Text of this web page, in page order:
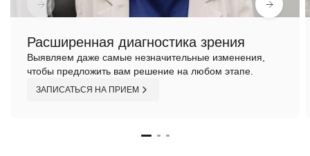
Расширенная диагностика зрения
Выявляем даже самые незначительные изменения,
чтобы предложить вам решение на любом этапе.
ЗАПИСАТЬСЯ НА ПРИЕМ